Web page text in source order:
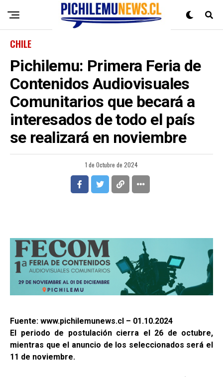
CHILE
Pichilemu: Primera Feria de
Contenidos Audiovisuales
Comunitarios que becará a
interesados de todo el país
se realizará en noviembre
1 de Octubre de 2024
Fuente: www.pichilemunews.cl – 01.10.2024
El periodo de postulación cierra el 26 de octubre,
mientras que el anuncio de los seleccionados será el
11 de noviembre.